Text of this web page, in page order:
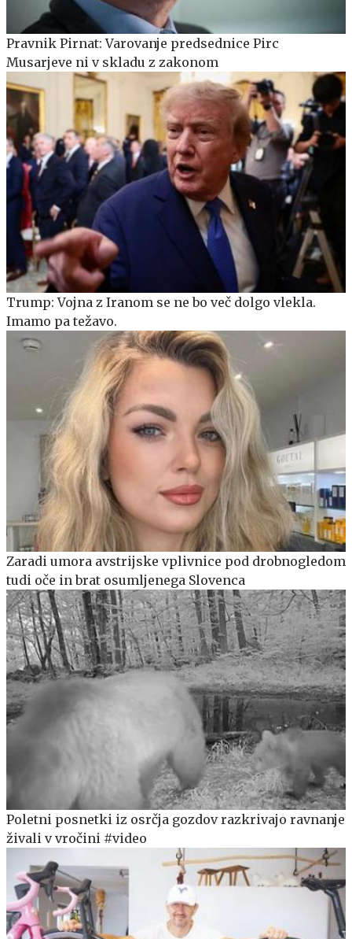
Pravnik Pirnat: Varovanje predsednice Pirc
Musarjeve ni v skladu z zakonom
Trump: Vojna z Iranom se ne bo več dolgo vlekla.
Imamo pa težavo.
Zaradi umora avstrijske vplivnice pod drobnogledom
tudi oče in brat osumljenega Slovenca
Poletni posnetki iz osrčja gozdov razkrivajo ravnanje
živali v vročini #video